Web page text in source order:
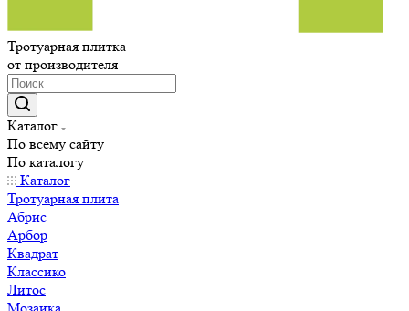
Тротуарная плитка
от производителя
Каталог
По всему сайту
По каталогу
Каталог
Тротуарная плита
Абрис
Арбор
Квадрат
Классико
Литос